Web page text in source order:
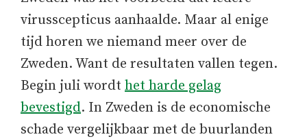
virusscepticus aanhaalde. Maar al enige
tijd horen we niemand meer over de
Zweden. Want de resultaten vallen tegen.
Begin juli wordt het harde gelag
bevestigd. In Zweden is de economische
schade vergelijkbaar met de buurlanden